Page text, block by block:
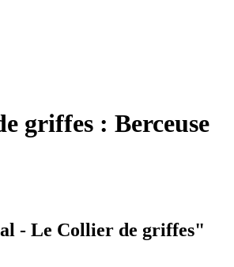
griffes : Berceuse
- Le Collier de griffes"